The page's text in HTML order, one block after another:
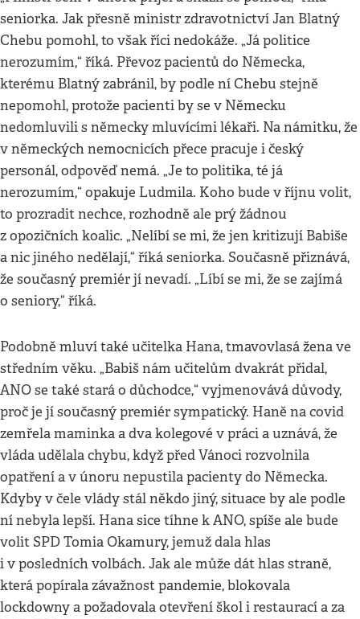
seniorka. Jak přesně ministr zdravotnictví Jan Blatný
Chebu pomohl, to však říci nedokáže. „Já politice
nerozumím,“ říká. Převoz pacientů do Německa,
kterému Blatný zabránil, by podle ní Chebu stejně
nepomohl, protože pacienti by se v Německu
nedomluvili s německy mluvícími lékaři. Na námitku, že
v německých nemocnicích přece pracuje i český
personál, odpověď nemá. „Je to politika, té já
nerozumím,“ opakuje Ludmila. Koho bude v říjnu volit,
to prozradit nechce, rozhodně ale prý žádnou
z opozičních koalic. „Nelíbí se mi, že jen kritizují Babiše
a nic jiného nedělají,“ říká seniorka. Současně přiznává,
že současný premiér jí nevadí. „Líbí se mi, že se zajímá
o seniory,“ říká.
Podobně mluví také učitelka Hana, tmavovlasá žena ve
středním věku. „Babiš nám učitelům dvakrát přidal,
ANO se také stará o důchodce,“ vyjmenovává důvody,
proč je jí současný premiér sympatický. Haně na covid
zemřela maminka a dva kolegové v práci a uznává, že
vláda udělala chybu, když před Vánoci rozvolnila
opatření a v únoru nepustila pacienty do Německa.
Kdyby v čele vlády stál někdo jiný, situace by ale podle
ní nebyla lepší. Hana sice tíhne k ANO, spíše ale bude
volit SPD Tomia Okamury, jemuž dala hlas
i v posledních volbách. Jak ale může dát hlas straně,
která popírala závažnost pandemie, blokovala
lockdowny a požadovala otevření škol i restaurací a za